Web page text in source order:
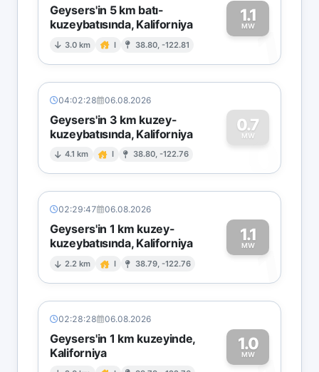
Geysers'in 5 km batı-
kuzeybatısında, Kaliforniya
3.0 km I 38.80, -122.81
1.1
MW1
04:02:28 06.08.2026
Geysers'in 3 km kuzey-
kuzeybatısında, Kaliforniya
4.1 km I 38.80, -122.76
0.7
MW
0
02:29:47 06.08.2026
Geysers'in 1 km kuzey-
kuzeybatısında, Kaliforniya
2.2 km I 38.79, -122.76
1.1
MW1
02:28:28 06.08.2026
Geysers'in 1 km kuzeyinde,
Kaliforniya
1.0
MW